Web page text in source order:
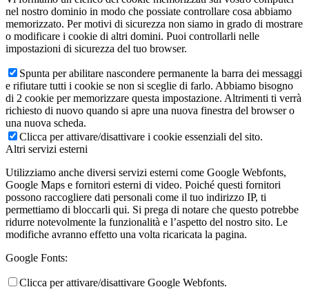
nel nostro dominio in modo che possiate controllare cosa abbiamo
memorizzato. Per motivi di sicurezza non siamo in grado di mostrare
o modificare i cookie di altri domini. Puoi controllarli nelle
impostazioni di sicurezza del tuo browser.
Spunta per abilitare nascondere permanente la barra dei messaggi
e rifiutare tutti i cookie se non si sceglie di farlo. Abbiamo bisogno
di 2 cookie per memorizzare questa impostazione. Altrimenti ti verrà
richiesto di nuovo quando si apre una nuova finestra del browser o
una nuova scheda.
Clicca per attivare/disattivare i cookie essenziali del sito.
Altri servizi esterni
Utilizziamo anche diversi servizi esterni come Google Webfonts,
Google Maps e fornitori esterni di video. Poiché questi fornitori
possono raccogliere dati personali come il tuo indirizzo IP, ti
permettiamo di bloccarli qui. Si prega di notare che questo potrebbe
ridurre notevolmente la funzionalità e l’aspetto del nostro sito. Le
modifiche avranno effetto una volta ricaricata la pagina.
Google Fonts:
Clicca per attivare/disattivare Google Webfonts.